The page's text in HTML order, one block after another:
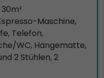
Maschine,
Telefon,
WC, Hängematte,
2 Stühlen, 2